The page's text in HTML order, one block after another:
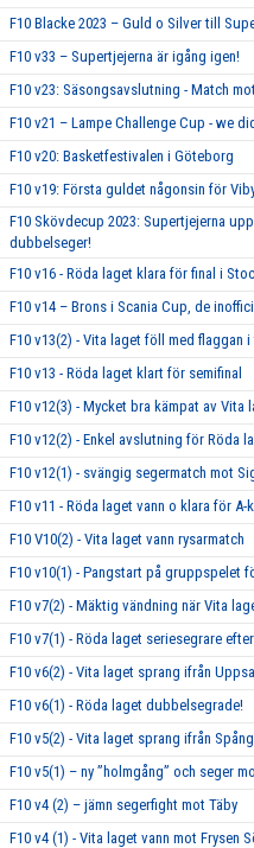
F10 Blacke 2023 – Guld o Silver till
F10 v33 – Supertjejerna är igång igen!
F10 v23: Säsongsavslutning - Match
F10 v21 – Lampe Challenge Cup - we
F10 v20: Basketfestivalen i Göteborg
F10 v19: Första guldet någonsin för
F10 Skövdecup 2023: Supertjejerna
dubbelseger!
F10 v16 - Röda laget klara för final i
F10 v14 – Brons i Scania Cup, de
F10 v13(2) - Vita laget föll med flaggan
F10 v13 - Röda laget klart för semifinal
F10 v12(3) - Mycket bra kämpat av Vita
F10 v12(2) - Enkel avslutning för Röda
F10 v12(1) - svängig segermatch mot
F10 v11 - Röda laget vann o klara för A-
F10 V10(2) - Vita laget vann rysarmatch
F10 v10(1) - Pangstart på gruppspelet
F10 v7(2) - Mäktig vändning när Vita
F10 v7(1) - Röda laget seriesegrare
F10 v6(2) - Vita laget sprang ifrån
F10 v6(1) - Röda laget dubbelsegrade!
F10 v5(2) - Vita laget sprang ifrån
F10 v5(1) – ny ”holmgång” och seger
F10 v4 (2) – jämn segerfight mot Täby
F10 v4 (1) - Vita laget vann mot Frysen